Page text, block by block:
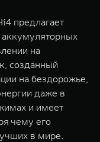
предлагает
аккумуляторных
на
созданный
на бездорожье,
даже в
и имеет
чему его
в мире.